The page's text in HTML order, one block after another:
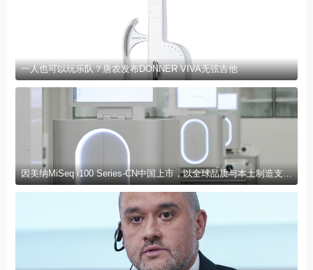
一人也可以玩乐队？唐农发布DONNER VIVA无弦吉他
因美纳MiSeq i100 Series-CN中国上市，以全球品质与本土制造支持中国客户测序能力建设